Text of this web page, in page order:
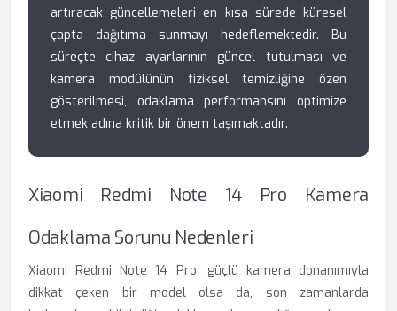
artıracak güncellemeleri en kısa sürede küresel
çapta dağıtıma sunmayı hedeflemektedir. Bu
süreçte cihaz ayarlarının güncel tutulması ve
kamera modülünün fiziksel temizliğine özen
gösterilmesi, odaklama performansını optimize
etmek adına kritik bir önem taşımaktadır.
Xiaomi Redmi Note 14 Pro Kamera
Odaklama Sorunu Nedenleri
Xiaomi Redmi Note 14 Pro, güçlü kamera donanımıyla
dikkat çeken bir model olsa da, son zamanlarda